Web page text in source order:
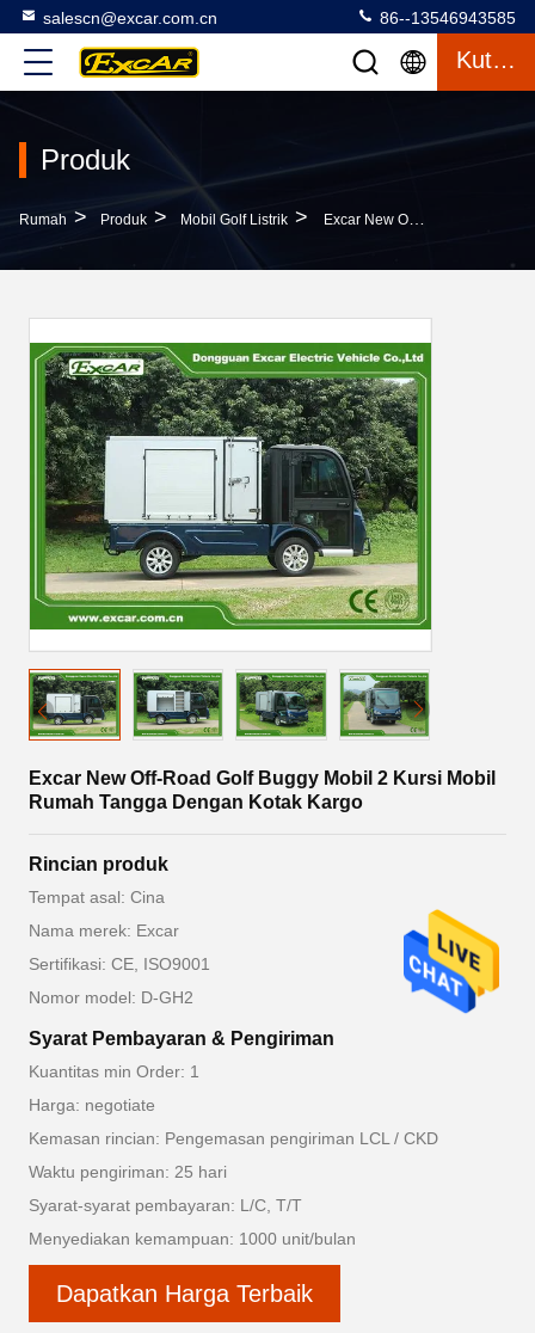
salescn@excar.com.cn 86--13546943585
Kutipan
Produk
Rumah > Produk > Mobil Golf Listrik > Excar New Off-Road Golf Buggy Mobil 2 Kursi Mobil Rumah Tangga Dengan Kotak Kargo
Excar New Off-Road Golf Buggy Mobil 2 Kursi Mobil
Rumah Tangga Dengan Kotak Kargo
Rincian produk
Tempat asal: Cina
Nama merek: Excar
Sertifikasi: CE, ISO9001
Nomor model: D-GH2
Syarat Pembayaran & Pengiriman
Kuantitas min Order: 1
Harga: negotiate
Kemasan rincian: Pengemasan pengiriman LCL / CKD
Waktu pengiriman: 25 hari
Syarat-syarat pembayaran: L/C, T/T
Menyediakan kemampuan: 1000 unit/bulan
Dapatkan Harga Terbaik